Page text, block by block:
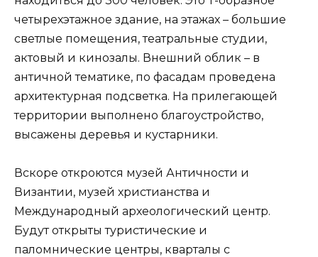
четырехэтажное здание, на этажах – большие
светлые помещения, театральные студии,
актовый и кинозалы. Внешний облик – в
античной тематике, по фасадам проведена
архитектурная подсветка. На прилегающей
территории выполнено благоустройство,
высажены деревья и кустарники.
Вскоре откроются музей Античности и
Византии, музей христианства и
Международный археологический центр.
Будут открыты туристические и
паломнические центры, кварталы с